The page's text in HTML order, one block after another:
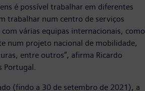
é possível trabalhar em diferentes
trabalhar num centro de serviços
várias equipas internacionais, como
num projeto nacional de mobilidade,
entre outros”, afirma Ricardo
Portugal.
(findo a 30 de setembro de 2021), a